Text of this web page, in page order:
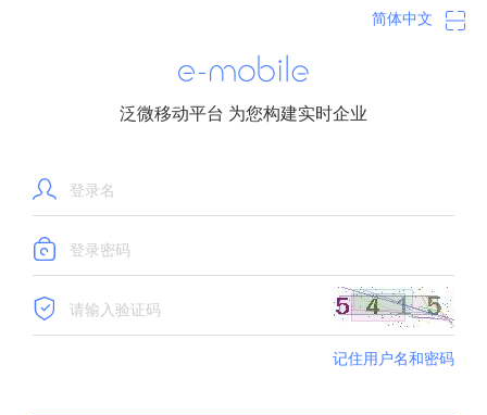
简体中文
泛微移动平台 为您构建实时企业
记住用户名和密码